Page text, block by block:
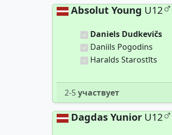
Absolut Young U12
Daniels Dudkevičs
Daniils Pogodins
Haralds Starostīts
2-5участвует
Dagdas Yunior U12